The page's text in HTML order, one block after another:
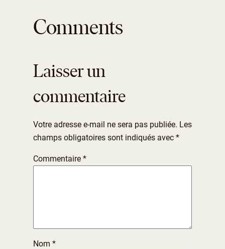
Comments
Laisser un
commentaire
Votre adresse e-mail ne sera pas publiée. Les
champs obligatoires sont indiqués avec *
Commentaire *
Nom *